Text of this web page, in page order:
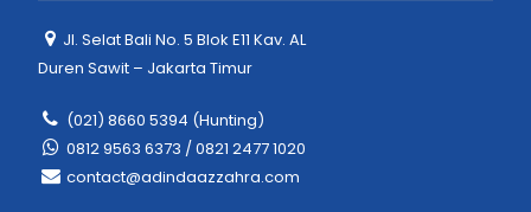
Jl. Selat Bali No. 5 Blok E11 Kav. AL
Duren Sawit – Jakarta Timur
(021) 8660 5394 (Hunting)
0812 9563 6373 / 0821 2477 1020
contact@adindaazzahra.com